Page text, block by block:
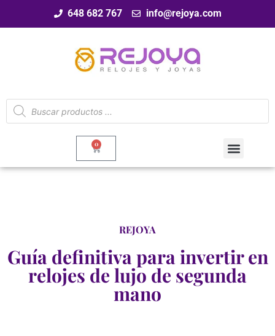
648 682 767 info@rejoya.com
0
REJOYA
Guía definitiva para invertir en
relojes de lujo de segunda
mano